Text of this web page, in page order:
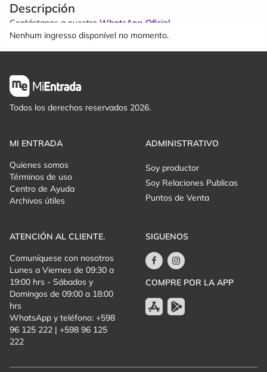
Descripción
Contáctanos a nuestro WhatsApp Oficial
Nenhum ingresso disponível no momento.
Todos los derechos reservados 2026.
MI ENTRADA
Quienes somos
Términos de uso
Centro de Ayuda
Archivos útiles
ADMINISTRATIVO
Soy productor
Soy Relaciones Publicas
Puntos de Venta
ATENCIÓN AL CLIENTE.
Comuníquese con nosotros
Lunes a Viernes de 09:30 a
19:00 hrs - Sábados y
Domingos de 09:00 a 18:00
hrs
WhatsApp y teléfono: +598
96 125 222 | +598 96 125
222
SIGUENOS
COMPRE POR LA APP